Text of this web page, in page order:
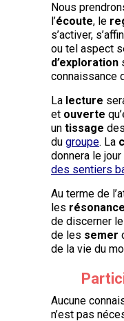
Nous
l’écoute, le
s’activer,
ou tel aspect
d’exploration
connaissance
La lecture
et ouverte
un tissage
du groupe. La
donnera le
des sentiers
Au terme de
les
de discerner
de les semer
de la vie du
Aucune
n’est pas